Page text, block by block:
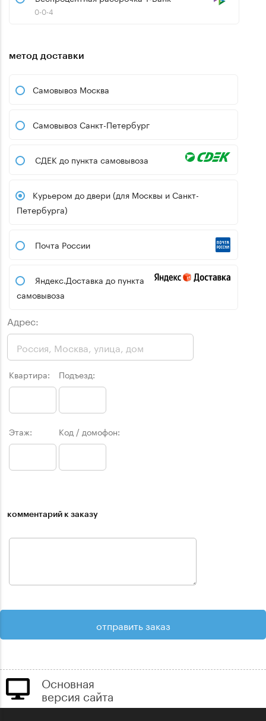
0-0-4
метод доставки
Самовывоз Москва
Самовывоз Санкт-Петербург
СДЕК до пункта самовывоза
Курьером до двери (для Москвы и Санкт-
Петербурга)
Почта России
Яндекс.Доставка до пункта
самовывоза
Адрес:
Квартира: Подъезд:
Этаж: Код / домофон:
комментарий к заказу
Основная
версия сайта